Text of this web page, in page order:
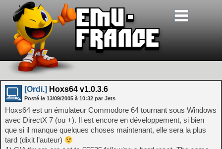
[Ordi.] Hoxs64 v1.0.3.6
Posté le 13/09/2005 à 10:32 par Jets
Hoxs64 est un émulateur Commodore 64 tournant sous Windows
avec DirectX 7 (ou +). Il est encore en développement, si bien
que si il manque quelques choses maintenant, elle sera la plus
tard (dixit l’auteur)